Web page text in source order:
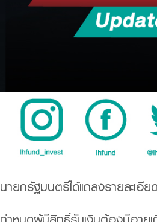
นายกรัฐมนตรีได้แถลงรายละเอี